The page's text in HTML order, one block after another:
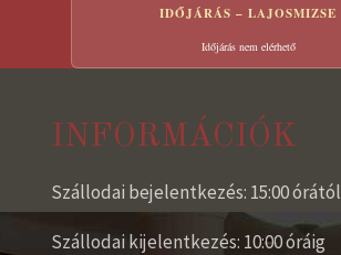
IDŐJÁRÁS – LAJOSMIZSE
Időjárás nem elérhető
INFORMÁCIÓK
Szállodai bejelentkezés: 15:00 órától
Szállodai kijelentkezés: 10:00 óráig